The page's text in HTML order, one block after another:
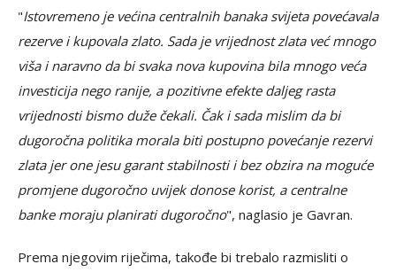
"Istovremeno je većina centralnih banaka svijeta povećavala
rezerve i kupovala zlato. Sada je vrijednost zlata već mnogo
viša i naravno da bi svaka nova kupovina bila mnogo veća
investicija nego ranije, a pozitivne efekte daljeg rasta
vrijednosti bismo duže čekali. Čak i sada mislim da bi
dugoročna politika morala biti postupno povećanje rezervi
zlata jer one jesu garant stabilnosti i bez obzira na moguće
promjene dugoročno uvijek donose korist, a centralne
banke moraju planirati dugoročno", naglasio je Gavran.
Prema njegovim riječima, takođe bi trebalo razmisliti o